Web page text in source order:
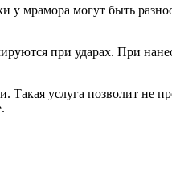
мрамора могут быть
при ударах. При
Такая услуга позволит не